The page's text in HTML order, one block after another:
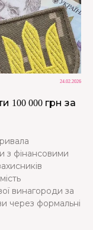
24.02.2026
100 000 грн за
з фінансовими
винагороди за
через формальні